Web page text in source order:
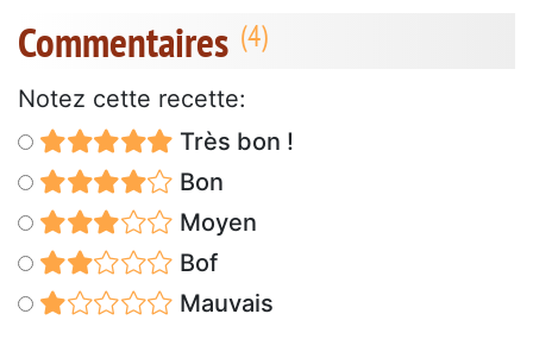
Commentaires
Notez cette recette:
Très bon !
Bon
Moyen
Bof
Mauvais